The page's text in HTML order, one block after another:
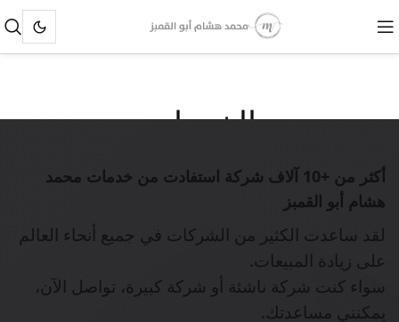
الخدمات
أكثر من +10 آلاف شركة
استفادت من خدمات محمد
هشام أبو القمبز
لقد ساعدت الكثير من الشركات في جميع أنحاء العالم
على زيادة المبيعات.
سواء كنت شركة ناشئة أو شركة كبيرة، تواصل الآن،
يمكنني مساعدتك.